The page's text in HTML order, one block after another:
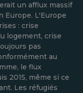
un afflux massif
Europe. L'Europe
: crise
logement, crise
pas
au
le flux
2015, même si ce
Les réfugiés